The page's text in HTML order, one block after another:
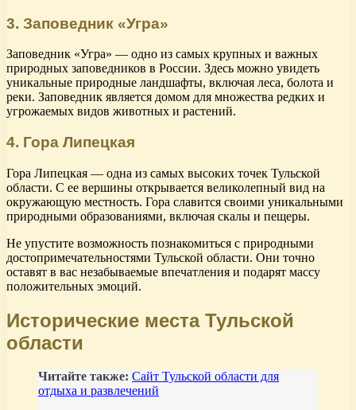
3. Заповедник «Угра»
Заповедник «Угра» — одно из самых крупных и важных
природных заповедников в России. Здесь можно увидеть
уникальные природные ландшафты, включая леса, болота и
реки. Заповедник является домом для множества редких и
угрожаемых видов животных и растений.
4. Гора Липецкая
Гора Липецкая — одна из самых высоких точек Тульской
области. С ее вершины открывается великолепный вид на
окружающую местность. Гора славится своими уникальными
природными образованиями, включая скалы и пещеры.
Не упустите возможность познакомиться с природными
достопримечательностями Тульской области. Они точно
оставят в вас незабываемые впечатления и подарят массу
положительных эмоций.
Исторические места Тульской
области
Читайте также: Сайт Тульской области для
отдыха и развлечений